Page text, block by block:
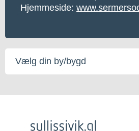
Hjemmeside:
Vælg
din
by/bygd